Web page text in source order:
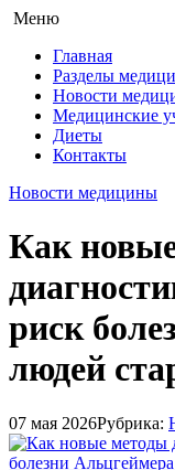
Меню
Главная
Разделы
Новости
Медицинские
Диеты
Контакты
Новости медицины
Как
риск
людей
07 мая 2026Рубрика: